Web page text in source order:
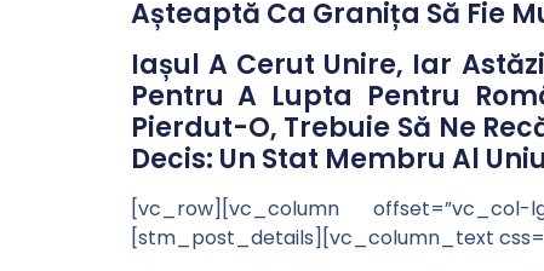
Așteaptă Ca Granița Să Fie
Iașul A Cerut Unire, Iar
Pentru A Lupta Pentru
Pierdut-O, Trebuie Să Ne
Decis: Un Stat Membru Al
[vc_row][vc_column offset=”vc_col-
[stm_post_details][vc_column_text